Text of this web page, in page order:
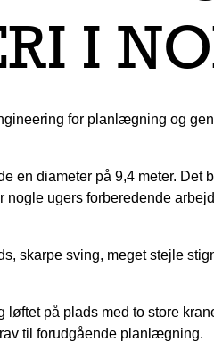
I
for planlægning og
en diameter på 9,4 meter.
ugers forberedende
skarpe sving, meget stejle
på plads med to store
til forudgående planlægning.